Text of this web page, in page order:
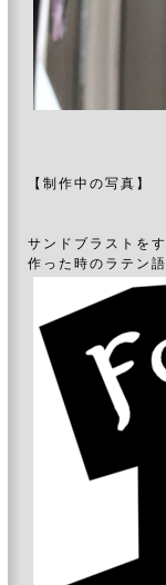
【制作中の写真】
サンドブラストを
作った時のラテン